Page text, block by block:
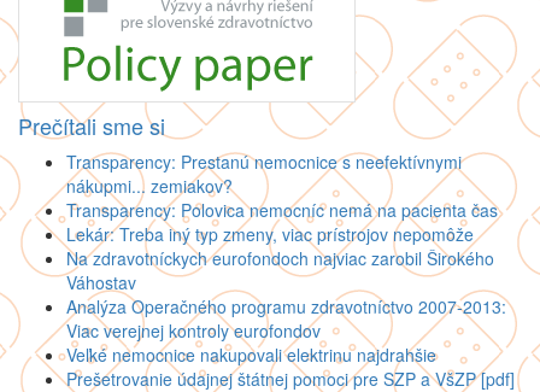
Prečítali sme si
Transparency: Prestanú nemocnice s neefektívnymi
nákupmi... zemiakov?
Transparency: Polovica nemocníc nemá na pacienta čas
Lekár: Treba iný typ zmeny, viac prístrojov nepomôže
Na zdravotníckych eurofondoch najviac zarobil Širokého
Váhostav
Analýza Operačného programu zdravotníctvo 2007-2013:
Viac verejnej kontroly eurofondov
Veľké nemocnice nakupovali elektrinu najdrahšie
Prešetrovanie údajnej štátnej pomoci pre SZP a VšZP [pdf]